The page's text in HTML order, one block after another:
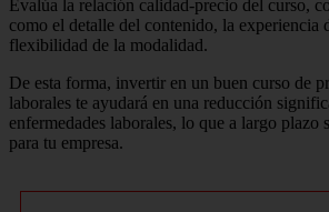
Evalúa la relación calidad-precio del curso,
como el detalle del contenido, la experiencia
flexibilidad de la modalidad.
De esta forma, invertir en un buen curso de
laborales te ayudará en una reducción
enfermedades laborales, lo que a largo plazo
para tu empresa.